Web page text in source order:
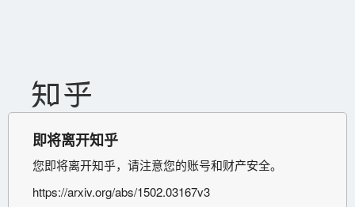
即将离开知乎
您即将离开知乎，请注意您的账号和财产安全。
https://arxiv.org/abs/1502.03167v3